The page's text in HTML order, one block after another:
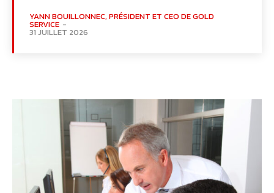
YANN BOUILLONNEC, PRÉSIDENT ET CEO DE GOLD
SERVICE -
31 JUILLET 2026